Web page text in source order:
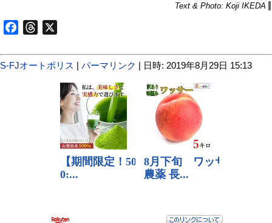
Text & Photo: Koji IKEDA
FacebookThreads
S-FJオートポリス | パーマリンク | 日時: 2019年8月29日 15:13